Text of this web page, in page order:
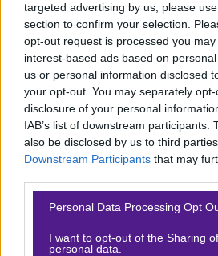
targeted advertising by us, please
section to confirm your selection.
opt-out request is processed you
interest-based ads based on
us or personal information disclosed
your opt-out. You may separately
disclosure of your personal
IAB’s list of downstream participants.
also be disclosed by us to third
Downstream Participants that may
Please note that this website/app
not limited to your visit or usage
Personal Data Processing Opt
I want to opt-out of the Sharing
personal data.
δίνουν έξτρα λύσεις στα χέρια
Θα φανεί ο αγωνιστικός ρυθμός
ιδίως στο τελευταίο τρίτο,
«γεμάτη» και οι ποιοτικές λύσεις
αρκετές. Πριν τη διακοπή
σούπερ κατάσταση, γι’ αυτό
Χριστούγεννα στην κορυφή.
Τι παίζουμε
Δύο ομάδες, διαφορετικοί οι
για την ΑΕΚ είναι το πρωτάθλημα,